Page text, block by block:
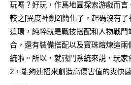
玩嗎？好玩，作爲地圖探索游戲而言
較之[異度神劍2]簡化了，起碼沒有了
這環，純粹就是戰技搭配和人物戰鬥
合，還有裝備搭配以及寶珠熔煉這兩
統啦。所以，就戰鬥系統來説，玩家
2，能夠連招來創造高傷害值的爽快